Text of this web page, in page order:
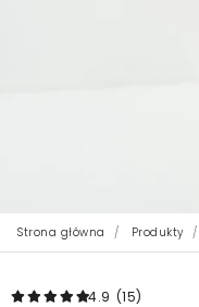
Strona główna Produkty
4.9 (15)